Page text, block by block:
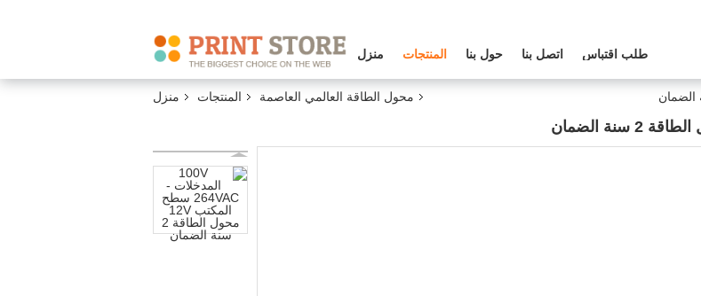
منزل المنتجات حول بنا اتصل بنا طلب اقتباس
منزل المنتجات محول الطاقة العالمي العاصمة